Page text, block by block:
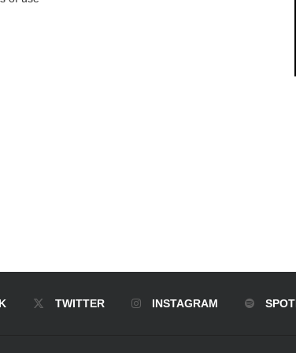
TWITTER INSTAGRAM